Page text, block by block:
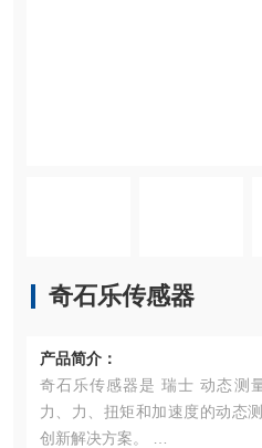
奇石乐传感器
产品简介：
奇石乐传感器是 瑞士 动态测
力、力、扭矩和加速度的动态
创新解决方案。 ‌